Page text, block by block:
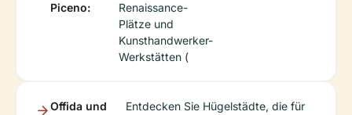
Piceno:
Renaissance-
Plätze und
Kunsthandwerker-
Werkstätten (
Offida und
Entdecken Sie Hügelstädte, die für